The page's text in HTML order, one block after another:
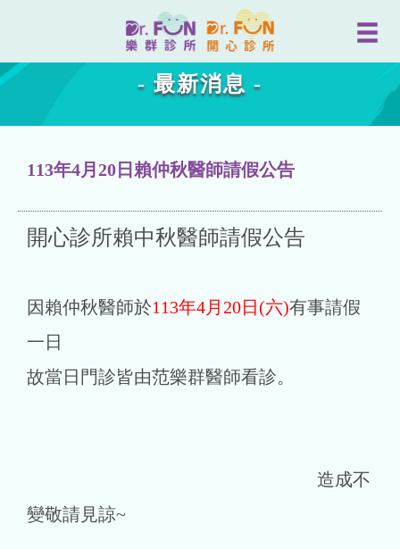
- 最新消息 -
113年4月20日賴仲秋醫師請假公告
開心診所賴中秋醫師請假公告
因賴仲秋醫師於113年4月20日(六)有事請假
一日
故當日門診皆由范樂群醫師看診。
造成不
變敬請見諒~